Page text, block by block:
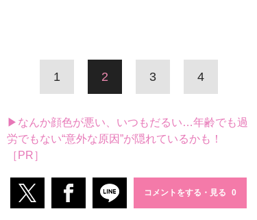
1 2 3 4
▶なんか顔色が悪い、いつもだるい…年齢でも過
労でもない“意外な原因”が隠れているかも！
［PR］
コメントをする・見る